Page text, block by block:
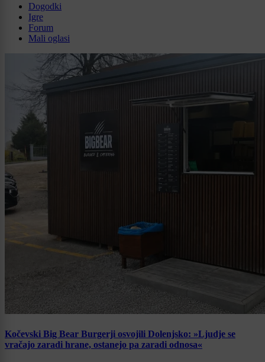
Dogodki
Igre
Forum
Mali oglasi
Kočevski Big Bear Burgerji osvojili Dolenjsko: »Ljudje se
vračajo zaradi hrane, ostanejo pa zaradi odnosa«